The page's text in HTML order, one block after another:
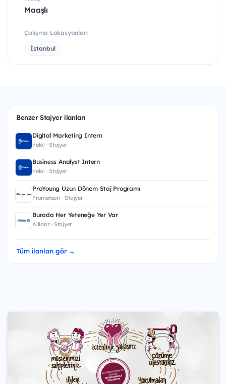
Maaşlı
Çalışma Lokasyonları
İstanbul
Benzer Stajyer ilanları
Digital Marketing Intern
helo! · Stajyer
Business Analyst Intern
helo! · Stajyer
ProYoung Uzun Dönem Staj Programı
Prometeon · Stajyer
Burada Her Yeteneğe Yer Var
Allianz · Stajyer
Tüm ilanları gör →